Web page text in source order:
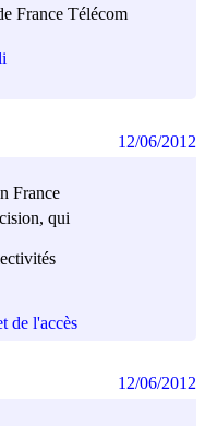
France Télécom
France
qui
de l'accès
12/06/2012
12/06/2012